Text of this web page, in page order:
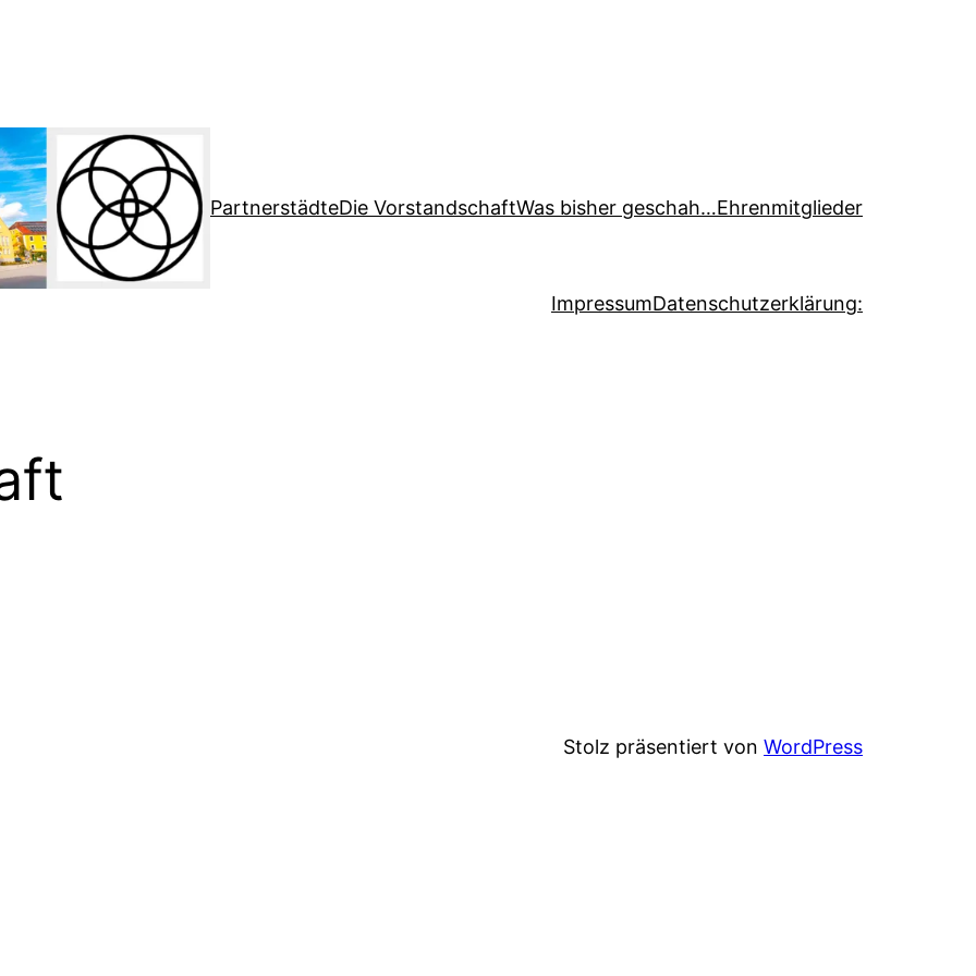
PartnerstädteDie VorstandschaftWas bisher geschah…Ehrenmitglieder
ImpressumDatenschutzerklärung:
Stolz präsentiert von WordPress